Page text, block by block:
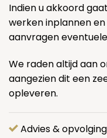
Indien u akkoord
werken inplannen
aanvragen eventuele
We raden altijd aan
aangezien dit een
opleveren.
Advies &